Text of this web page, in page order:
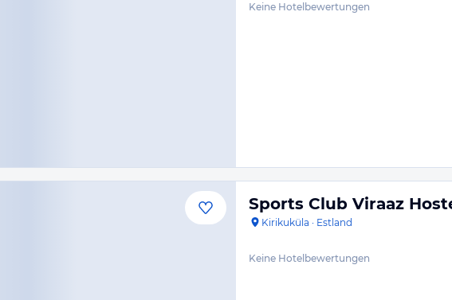
Keine Hotelbewertungen
Sports Club Viraaz
Kirikuküla · Estland
Keine Hotelbewertungen